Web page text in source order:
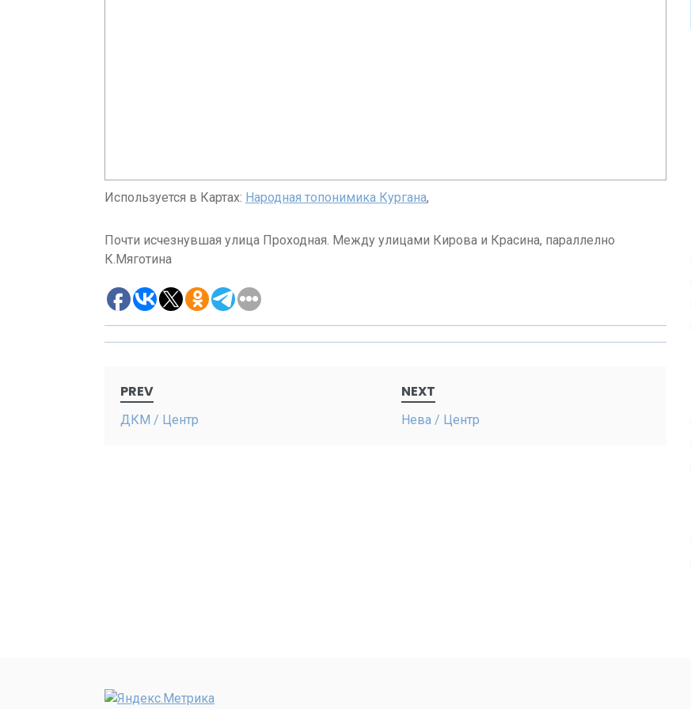
Используется в Картах: Народная топонимика Кургана,
Почти исчезнувшая улица Проходная. Между улицами Кирова и Красина, параллелно
К.Мяготина
navigation
PREV
ДКМ / Центр
NEXT
Нева / Центр